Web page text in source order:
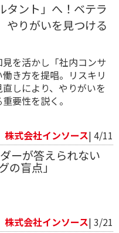
タント」へ！ベテラ
やりがいを見つける
を活かし「社内コンサ
き方を提唱。リスキリ
しにより、やりがいを
要性を説く。
株式会社インソース| 4/11
ーが答えられない
の盲点」
株式会社インソース| 3/21